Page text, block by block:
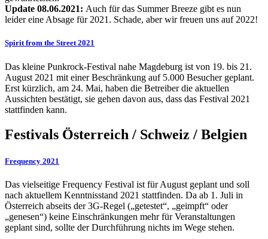
Update 08.06.2021: Auch für das Summer Breeze gibt es nun
leider eine Absage für 2021. Schade, aber wir freuen uns auf 2022!
Spirit from the Street 2021
Das kleine Punkrock-Festival nahe Magdeburg ist von 19. bis 21.
August 2021 mit einer Beschränkung auf 5.000 Besucher geplant.
Erst kürzlich, am 24. Mai, haben die Betreiber die aktuellen
Aussichten bestätigt, sie gehen davon aus, dass das Festival 2021
stattfinden kann.
Festivals Österreich / Schweiz / Belgien
Frequency 2021
Das vielseitige Frequency Festival ist für August geplant und soll
nach aktuellem Kenntnisstand 2021 stattfinden. Da ab 1. Juli in
Österreich abseits der 3G-Regel („getestet“, „geimpft“ oder
„genesen“) keine Einschränkungen mehr für Veranstaltungen
geplant sind, sollte der Durchführung nichts im Wege stehen.